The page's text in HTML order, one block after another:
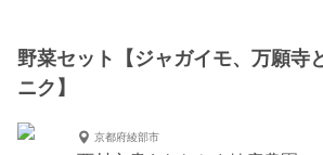
野菜セット【ジャガイモ、万願寺
ニク】
京都府綾部市